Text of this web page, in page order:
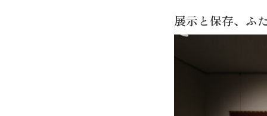
展示と保存、ふ